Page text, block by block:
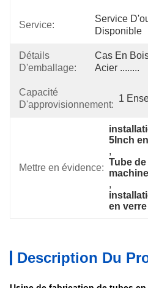
Service:
Service
Disponible
Détails
D'emballage:
Cas En
Acier ........
Capacité
D'approvisionnement:
1
Mettre en évidence:
5Inch
,
Tube
,
en
Description Du